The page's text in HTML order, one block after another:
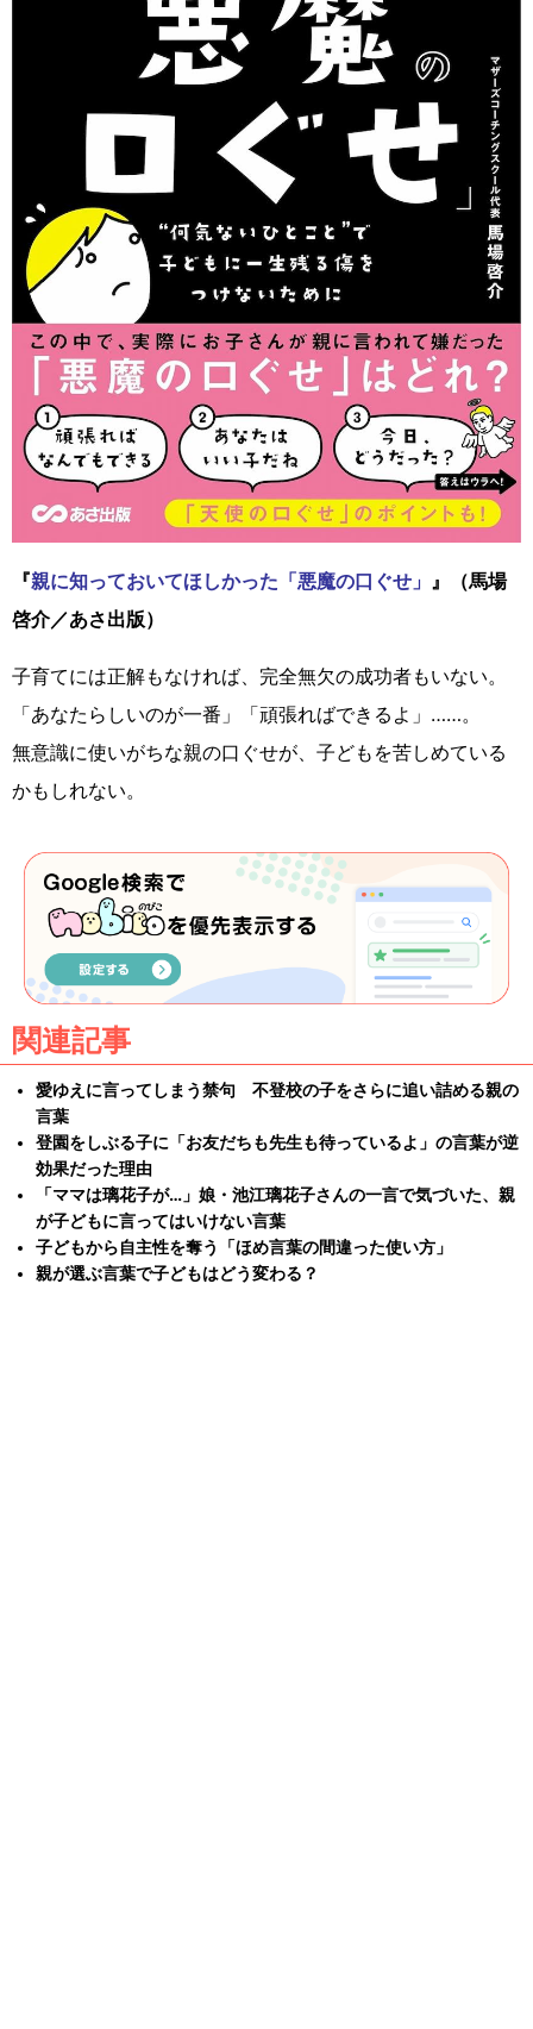
『親に知っておいてほしかった「悪魔の口ぐせ」
』（馬場
啓介／あさ出版）
子育てには正解もなければ、完全無欠の成功者もいない。
「あなたらしいのが一番」「頑張ればできるよ」……。
無意識に使いがちな親の口ぐせが、子どもを苦しめている
かもしれない。
関連記事
愛ゆえに言ってしまう禁句 不登校の子をさらに追い詰める親の
言葉
登園をしぶる子に「お友だちも先生も待っているよ」の言葉が逆
効果だった理由
「ママは璃花子が…」娘・池江璃花子さんの一言で気づいた、親
が子どもに言ってはいけない言葉
子どもから自主性を奪う「ほめ言葉の間違った使い方」
親が選ぶ言葉で子どもはどう変わる？